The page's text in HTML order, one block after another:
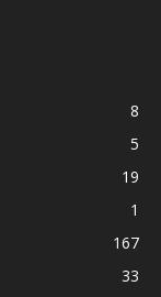
8
5
19
1
167
33